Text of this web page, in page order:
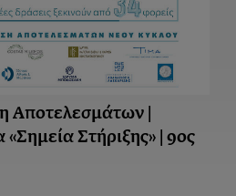
Aποτελεσμάτων |
Στήριξης» | 9ος